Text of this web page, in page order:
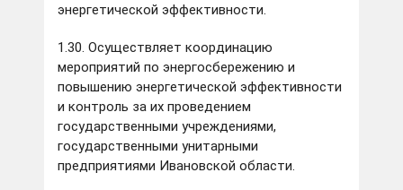
энергетической эффективности.
1.30. Осуществляет координацию
мероприятий по энергосбережению и
повышению энергетической эффективности
и контроль за их проведением
государственными учреждениями,
государственными унитарными
предприятиями Ивановской области.